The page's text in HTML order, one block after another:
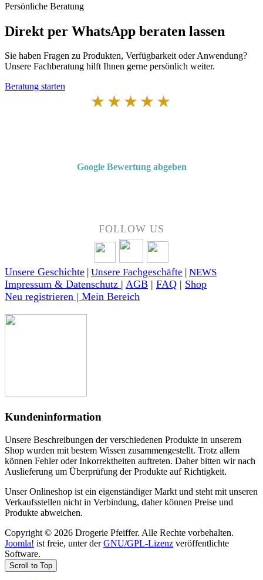
Persönliche Beratung
Direkt per WhatsApp beraten lassen
Sie haben Fragen zu Produkten, Verfügbarkeit oder Anwendung?
Unsere Fachberatung hilft Ihnen gerne persönlich weiter.
Beratung starten
★★★★★
Google Bewertung abgeben
FOLLOW US
Unsere Geschichte Unsere Fachgeschäfte NEWS
Impressum & Datenschutz | AGB | FAQ | Shop
Neu registrieren | Mein Bereich
Kundeninformation
Unsere Beschreibungen der verschiedenen Produkte in unserem
Shop wurden mit bestem Wissen zusammengestellt. Trotz allem
können Fehler oder Inkorrektheiten auftreten. Daher bitten wir nach
Auslieferung um Überprüfung der Produkte auf Richtigkeit.
Unser Onlineshop ist ein eigenständiger Markt und steht mit unseren
Verkaufsstellen nicht in Verbindung, daher können Preise und
Produkte abweichen.
Copyright © 2026 Drogerie Pfeiffer. Alle Rechte vorbehalten.
Joomla! ist freie, unter derGNU/GPL-Lizenz veröffentlichte
Software.
Scroll to Top